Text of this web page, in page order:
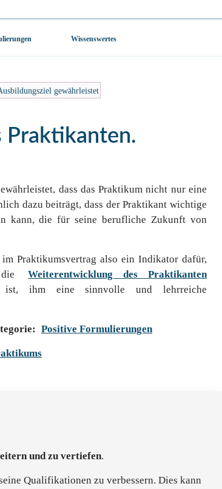
Wissenswertes
gewährleistet
Praktikanten.
dass das Praktikum nicht nur eine
dazu beiträgt, dass der Praktikant wichtige
kann, die für seine berufliche Zukunft von
Praktikumsvertrag also ein Indikator dafür,
die
Weiterentwicklung des Praktikanten
ihm eine sinnvolle und lehrreiche
Positive Formulierungen
und zu vertiefen.
Qualifikationen zu verbessern. Dies kann